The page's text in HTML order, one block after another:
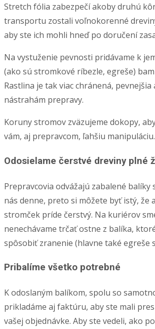
Stretch fólia zabezpečí akoby druhú
transportu zostali voľnokorenné
aby ste ich mohli hneď po doručení
Na vystuženie pevnosti pridávame k
(ako sú stromkové ríbezle, egreše)
Rastlina je tak viac chránená, pevnejšia
nástrahám prepravy.
Koruny stromov zväzujeme dokopy,
vám, aj prepravcom, ľahšiu manipuláciu.
Odosielame čerstvé dreviny plné
Prepravcovia odvážajú zabalené balíky
nás denne, preto si môžete byť istý, že
stromček príde čerstvý. Na kuriérov
nenechávame trčať ostne z balíka,
spôsobiť zranenie (hlavne také egreše
Pribalíme všetko potrebné
K odoslaným balíkom, spolu so
prikladáme aj faktúru, aby ste mali
vašej objednávke. Aby ste vedeli, ako